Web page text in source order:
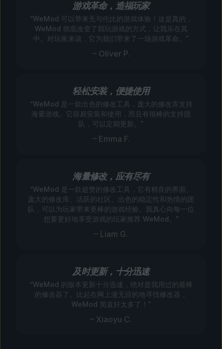
游戏革命，造福玩家
“WeMod 可以带来无与伦比的游戏体验！这是真的，
WeMod 彻底改变了我玩游戏的方式，让我乐在其
中。对玩家来说，它为我们带来了一场游戏革命。”
– Oliver P.
轻松安装，便捷使用
“WeMod 是一款出色的修改工具，庞大的修改库支持
海量游戏。它容易安装和使用，而且有很棒的支持团
队，可以定期更新。”
– Emma F.
海量修改，应有尽有
“WeMod 是一款超赞的修改工具，它有精良的界面、
庞大的修改库、活跃的社区、出色的稳定性和热情的团
队，可以为玩家带来更棒的游戏经验。我真心向每一位
想要更好地享受游戏的玩家推荐 WeMod。”
– Liam G.
及时更新，十分迅速
“WeMod 的版本更新十分迅速，绝对是我用过的最棒
的修改器了。比起在网上漫无目的地寻找修改器，
WeMod 简直好太多了！”
– Xiaoyu C.